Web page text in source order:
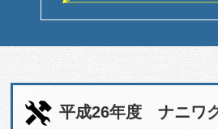
平成26年度 ナニワ